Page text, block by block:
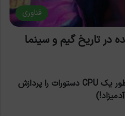
فناوری
در تاریخ گیم و سینما
معماری رایانه: چطور یک CPU دستورات را پردازش